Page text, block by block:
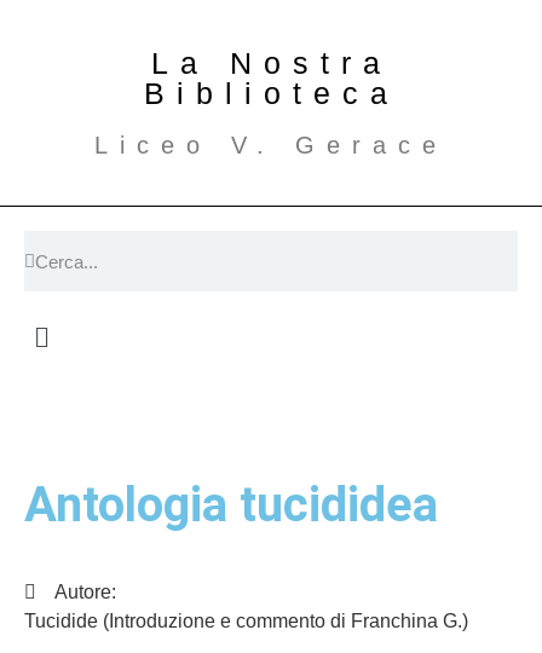
La Nostra
Biblioteca
Liceo V. Gerace
Antologia tucididea
Autore:
Tucidide (Introduzione e commento di Franchina G.)